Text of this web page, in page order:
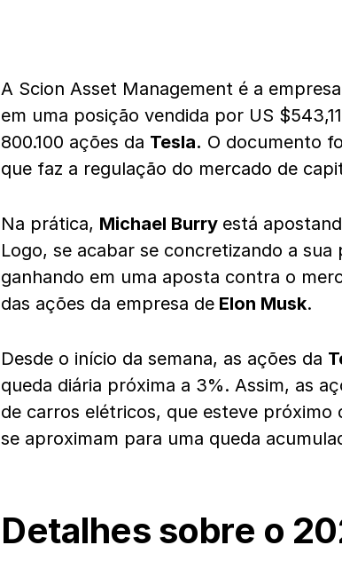
A Scion Asset Management é a
em uma posição vendida por US
800.100 ações da Tesla. O documento
que faz a regulação do mercado de
Na prática, Michael Burry está
Logo, se acabar se concretizando a sua
ganhando em uma aposta contra o
das ações da empresa de Elon Musk.
Desde o início da semana, as ações da
queda diária próxima a 3%. Assim, as
de carros elétricos, que esteve próximo
se aproximam para uma queda
Detalhes sobre o